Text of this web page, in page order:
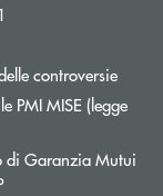
controversie
PMI MISE (legge
finestra
di Garanzia Mutui
Apre una nuova finestra